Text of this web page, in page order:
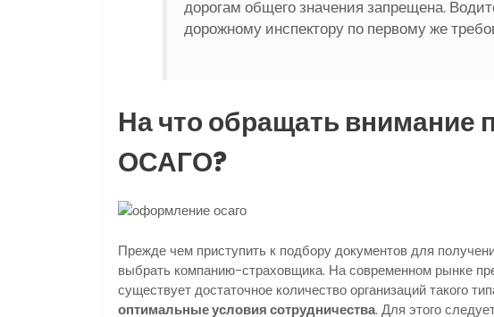
дорогам общего значения запрещена.
дорожному инспектору по первому же
На что обращать внимание
ОСАГО?
Прежде чем приступить к подбору документов для
выбрать компанию-страховщика. На современном рынке
существует достаточное количество организаций такого
оптимальные условия сотрудничества. Для этого